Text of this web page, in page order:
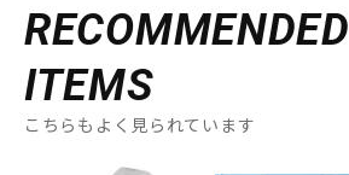
RECOMMENDED
ITEMS
こちらもよく見られています